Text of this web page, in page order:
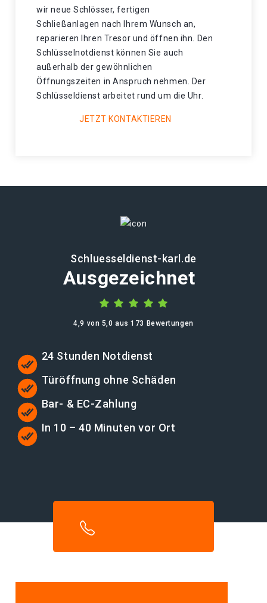
wir neue Schlösser, fertigen
Schließanlagen nach Ihrem Wunsch an,
reparieren Ihren Tresor und öffnen ihn. Den
Schlüsselnotdienst können Sie auch
außerhalb der gewöhnlichen
Öffnungszeiten in Anspruch nehmen. Der
Schlüsseldienst arbeitet rund um die Uhr.
JETZT KONTAKTIEREN
Schluesseldienst-karl.de
Ausgezeichnet
4,9 von 5,0 aus 173 Bewertungen
24 Stunden Notdienst
Türöffnung ohne Schäden
Bar- & EC-Zahlung
In 10 – 40 Minuten vor Ort